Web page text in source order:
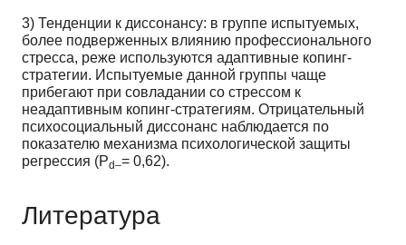
3) Тенденции к диссонансу: в группе испытуемых,
более подверженных влиянию профессионального
стресса, реже используются адаптивные копинг-
стратегии. Испытуемые данной группы чаще
прибегают при совладании со стрессом к
неадаптивным копинг-стратегиям. Отрицательный
психосоциальный диссонанс наблюдается по
показателю механизма психологической защиты
регрессия (Рd–= 0,62).
Литература